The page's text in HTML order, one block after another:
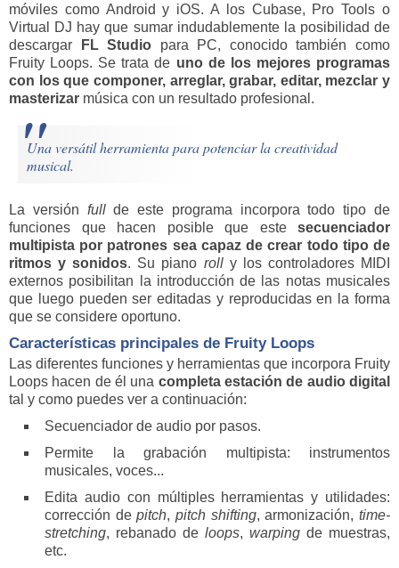
móviles como Android y iOS. A los Cubase, Pro Tools o
Virtual DJ hay que sumar indudablemente la posibilidad de
descargar
FL Studio para PC, conocido también como
Fruity Loops. Se trata de uno de los mejores programas
con los que componer, arreglar, grabar, editar, mezclar y
masterizar música con un resultado profesional.
Una versátil herramienta para potenciar la creatividad
musical.
La versión fullde este programa incorpora todo tipo de
funciones que hacen posible que este secuenciador
multipista por patrones sea capaz de crear todo tipo de
ritmos y sonidos. Su piano rolly los controladores MIDI
externos posibilitan la introducción de las notas musicales
que luego pueden ser editadas y reproducidas en la forma
que se considere oportuno.
Características principales de Fruity Loops
Las diferentes funciones y herramientas que incorpora Fruity
Loops hacen de él una completa estación de audio digital
tal y como puedes ver a continuación:
Secuenciador de audio por pasos.
Permite la grabación multipista: instrumentos
musicales, voces...
Edita audio con múltiples herramientas y utilidades:
corrección depitch,pitch shifting, armonización,time-
stretching, rebanado de loops, warping de muestras,
etc.